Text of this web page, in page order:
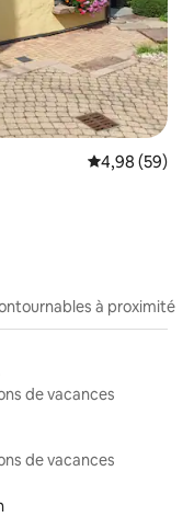
Évaluation
4,98 (59)
à proximité
de vacances
de vacances